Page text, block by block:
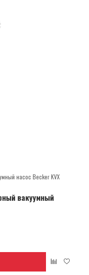
вакуумный